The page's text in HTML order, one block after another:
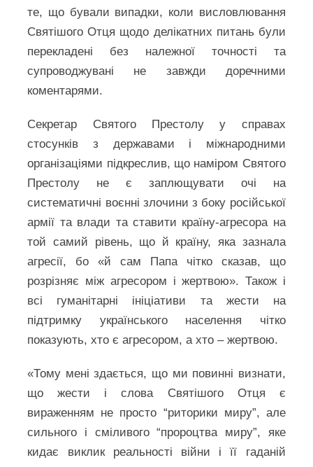
те, що бували випадки, коли висловлювання
Святішого Отця щодо делікатних питань були
перекладені без належної точності та
супроводжувані не завжди доречними
коментарями.
Секретар Святого Престолу у справах
стосунків з державами і міжнародними
організаціями підкреслив, що наміром Святого
Престолу не є заплющувати очі на
систематичні воєнні злочини з боку російської
армії та влади та ставити країну-агресора на
той самий рівень, що й країну, яка зазнала
агресії, бо «й сам Папа чітко сказав, що
розрізняє між агресором і жертвою». Також і
всі гуманітарні ініціативи та жести на
підтримку українського населення чітко
показують, хто є агресором, а хто – жертвою.
«Тому мені здається, що ми повинні визнати,
що жести і слова Святішого Отця є
вираженням не просто “риторики миру”, але
сильного і сміливого “пророцтва миру”, яке
кидає виклик реальності війни і її гаданій